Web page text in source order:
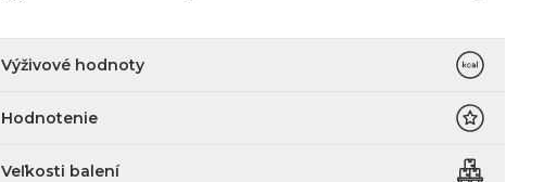
Výživové hodnoty
Hodnotenie
Veľkosti balení